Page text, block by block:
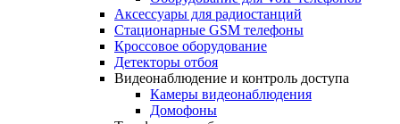
Аксессуары для радиостанций
Стационарные GSM телефоны
Кроссовое оборудование
Детекторы отбоя
Видеонаблюдение и контроль доступа
Камеры видеонаблюдения
Домофоны